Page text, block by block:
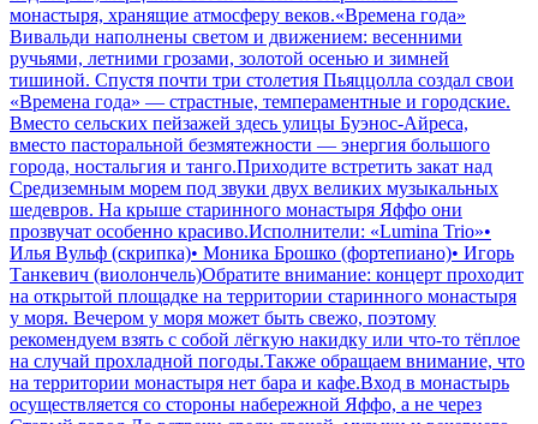
монастыря, хранящие атмосферу веков.«Времена года»
Вивальди наполнены светом и движением: весенними
ручьями, летними грозами, золотой осенью и зимней
тишиной. Спустя почти три столетия Пьяццолла создал свои
«Времена года» — страстные, темпераментные и городские.
Вместо сельских пейзажей здесь улицы Буэнос-Айреса,
вместо пасторальной безмятежности — энергия большого
города, ностальгия и танго.Приходите встретить закат над
Средиземным морем под звуки двух великих музыкальных
шедевров. На крыше старинного монастыря Яффо они
прозвучат особенно красиво.Исполнители: «Lumina Trio»•
Илья Вульф (скрипка)• Моника Брошко (фортепиано)• Игорь
Танкевич (виолончель)Обратите внимание: концерт проходит
на открытой площадке на территории старинного монастыря
у моря. Вечером у моря может быть свежо, поэтому
рекомендуем взять с собой лёгкую накидку или что-то тёплое
на случай прохладной погоды.Также обращаем внимание, что
на территории монастыря нет бара и кафе.Вход в монастырь
осуществляется со стороны набережной Яффо, а не через